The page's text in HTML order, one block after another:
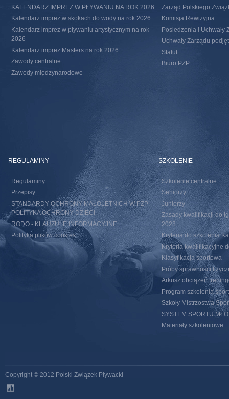
KALENDARZ IMPREZ W PŁYWANIU NA ROK 2026
Kalendarz imprez w skokach do wody na rok 2026
Kalendarz imprez w pływaniu artystycznym na rok
2026
Kalendarz imprez Masters na rok 2026
Zawody centralne
Zawody międzynarodowe
Zarząd Polskiego
Komisja Rewizyjna
Posiedzenia i Uchwały
Uchwały Zarządu
Statut
Biuro PZP
REGULAMINY
Regulaminy
Przepisy
STANDARDY OCHRONY MAŁOLETNICH W PZP –
POLITYKA OCHRONY DZIECI
RODO - KLAUZULE INFORMACYJNE
Polityka plików cookies
SZKOLENIE
Szkolenie centralne
Seniorzy
Juniorzy
Zasady kwalifikacji do
2028
Kryteria do szkolenia
Kryteria kwalifikacyjne
Klasyfikacja sportowa
Próby sprawności
Arkusz obciążeń
Program szkolenia
Szkoły Mistrzostwa
SYSTEM SPORTU
Materiały szkoleniowe
Copyright © 2012 Polski Związek Pływacki